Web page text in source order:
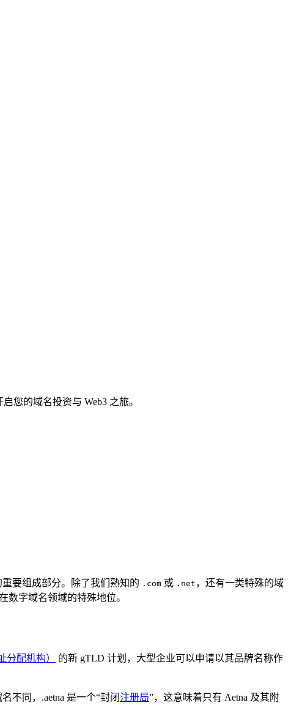
您的域名投资与 Web3 之旅。
要组成部分。除了我们熟知的 .com 或 .net ，还有一类特殊的域
数字域名领域的特殊地位。
配机构）
的新 gTLD 计划，大型企业可以申请以其品牌名称作
不同，.aetna 是一个“封闭注册局”，这意味着只有 Aetna 及其附